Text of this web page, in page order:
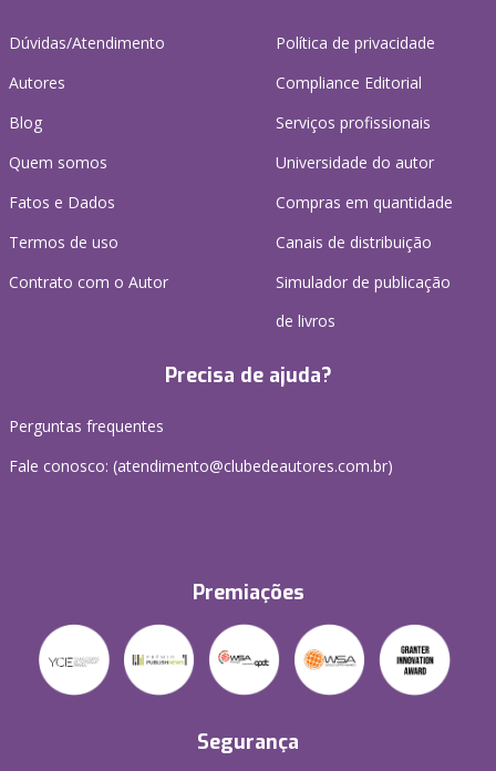
Dúvidas/Atendimento
Autores
Blog
Quem somos
Fatos e Dados
Termos de uso
Contrato com o Autor
Política de privacidade
Compliance Editorial
Serviços profissionais
Universidade do autor
Compras em quantidade
Canais de distribuição
Simulador de publicação
de livros
Precisa de ajuda?
Perguntas frequentes
Fale conosco: (atendimento@clubedeautores.com.br)
Premiações
Segurança